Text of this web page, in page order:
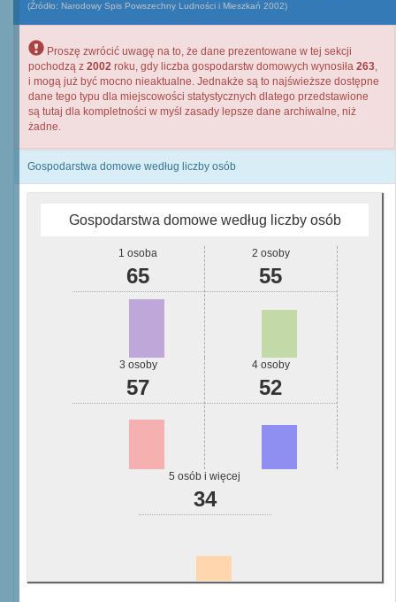
(Źródło: Narodowy Spis Powszechny Ludności i Mieszkań 2002)
Proszę zwrócić uwagę na to, że dane prezentowane w tej sekcji
pochodzą z 2002 roku, gdy liczba gospodarstw domowych wynosiła 263,
i mogą już być mocno nieaktualne. Jednakże są to najświeższe dostępne
dane tego typu dla miejscowości statystycznych dlatego przedstawione
są tutaj dla kompletności w myśl zasady lepsze dane archiwalne, niż
żadne.
Gospodarstwa domowe według liczby osób
Gospodarstwa domowe według liczby osób
1 osoba
65
2 osoby
55
3 osoby
57
4 osoby
52
5 osób i więcej
34